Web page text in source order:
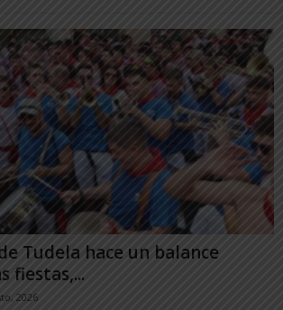
Tudela hace un balance
fiestas,...
2026